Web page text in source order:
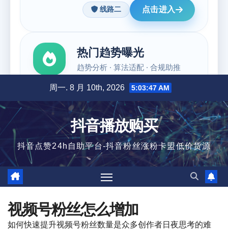
内
容
周一. 8 月 10th, 2026 5:03:47 AM
抖音播放购买
抖音点赞24h自助平台-抖音粉丝涨粉卡盟低价货源
视频号粉丝怎么增加
如何快速提升视频号粉丝数量是众多创作者日夜思考的难